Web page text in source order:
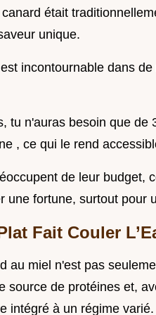
était
unique.
incontournable dans
tu n'auras besoin que de
, ce qui le rend
de leur budget,
une fortune, surtout pour
Fait Couler
au miel n'est pas
source de protéines et,
intégré à un régime varié.